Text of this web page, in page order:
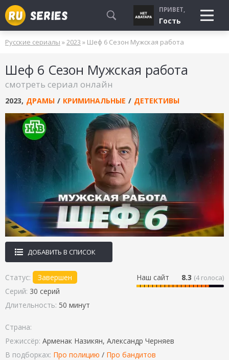
СМОТРЮ
БУДУ СМОТРЕТЬ
УЖЕ СМОТРЕЛ
ПРИВЕТ,
Гость
Русские сериалы »2023 » Шеф 6 Сезон Мужская работа
Шеф 6 Сезон Мужская работа
смотреть сериал онлайн
2023, ДРАМЫ / КРИМИНАЛЬНЫЕ / ДЕТЕКТИВЫ
ДОБАВИТЬ В СПИСОК
Наш сайт 8.3 (4голоса)
Статус:
Завершен
Серий: 30 серий
Длительность: 50 минут
Страна:
Режиссёр: Арменак Назикян, Александр Черняев
В подборках: Про полицию / Про бандитов